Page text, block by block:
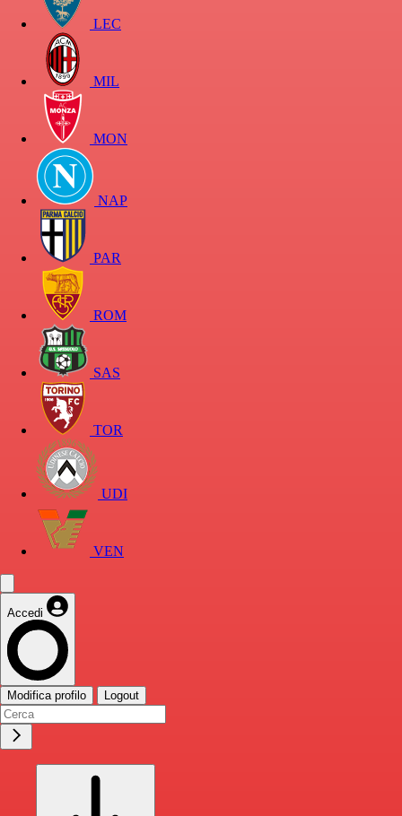
LEC
MIL
MON
NAP
PAR
ROM
SAS
TOR
UDI
VEN
Accedi
Modifica profilo Logout